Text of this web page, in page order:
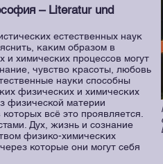
– Literatur und
естественных наук
каким образом в
и химических процессов могут
чувство красоты, любовь
науки способны
физических и химических
физической материи
всё это проявляется.
Дух, жизнь и сознание
физико-химических
которые они могут себя